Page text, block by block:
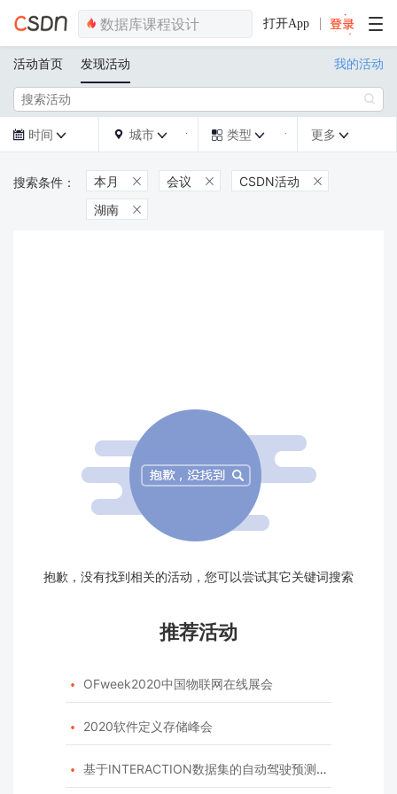
打开App
活动首页 发现活动 我的活动

 时间   城市   类型  更多 
本月  会议  CSDN活动 
湖南 
抱歉，没有找到相关的活动，您可以尝试其它关键词搜索
推荐活动
 OFweek2020中国物联网在线展会
 2020软件定义存储峰会
 基于INTERACTION数据集的自动驾驶预测模型挑战赛